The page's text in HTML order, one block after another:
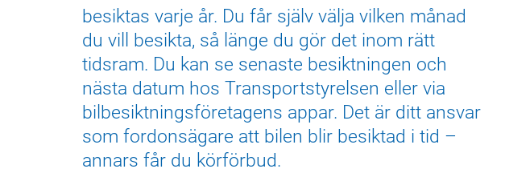
besiktas varje år. Du får själv välja vilken månad
du vill besikta, så länge du gör det inom rätt
tidsram. Du kan se senaste besiktningen och
nästa datum hos Transportstyrelsen eller via
bilbesiktningsföretagens appar. Det är ditt ansvar
som fordonsägare att bilen blir besiktad i tid –
annars får du körförbud.